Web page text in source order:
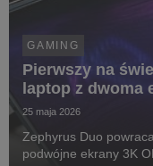
GAMING
Pierwszy na
laptop z dwoma
25 maja 2026
Zephyrus Duo
podwójne ekrany 3K